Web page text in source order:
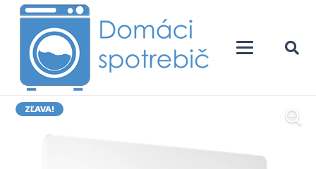
ZĽAVA!